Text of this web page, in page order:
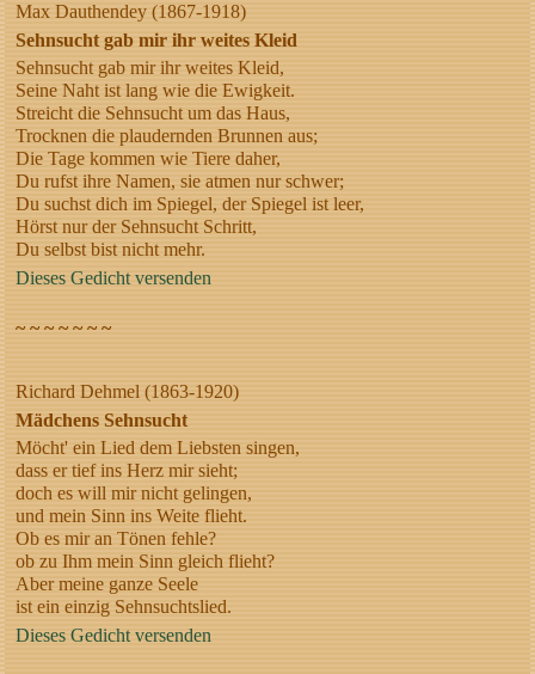
Max Dauthendey (1867-1918)
Sehnsucht gab mir ihr weites Kleid
Sehnsucht gab mir ihr weites Kleid,
Seine Naht ist lang wie die Ewigkeit.
Streicht die Sehnsucht um das Haus,
Trocknen die plaudernden Brunnen aus;
Die Tage kommen wie Tiere daher,
Du rufst ihre Namen, sie atmen nur schwer;
Du suchst dich im Spiegel, der Spiegel ist leer,
Hörst nur der Sehnsucht Schritt,
Du selbst bist nicht mehr.
Dieses Gedicht versenden
~ ~ ~ ~ ~ ~ ~
Richard Dehmel (1863-1920)
Mädchens Sehnsucht
Möcht' ein Lied dem Liebsten singen,
dass er tief ins Herz mir sieht;
doch es will mir nicht gelingen,
und mein Sinn ins Weite flieht.
Ob es mir an Tönen fehle?
ob zu Ihm mein Sinn gleich flieht?
Aber meine ganze Seele
ist ein einzig Sehnsuchtslied.
Dieses Gedicht versenden